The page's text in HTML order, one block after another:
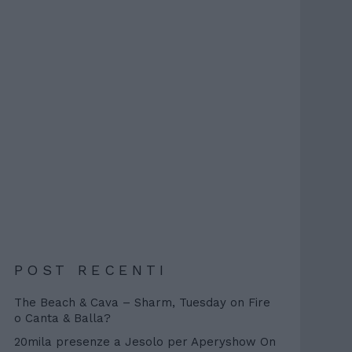
POST RECENTI
The Beach & Cava – Sharm, Tuesday on Fire
o Canta & Balla?
20mila presenze a Jesolo per Aperyshow On